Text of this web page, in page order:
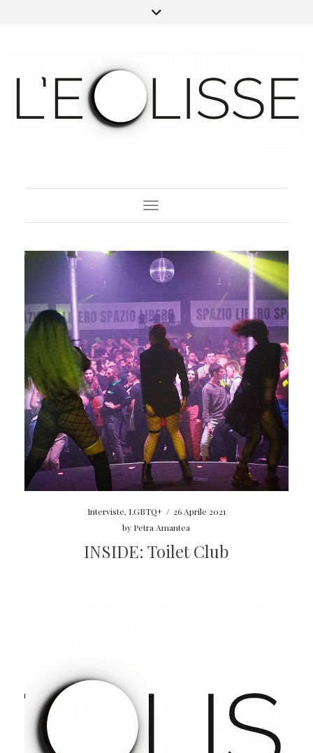
Toggle Navigation
Interviste, LGBTQ+ / 26 Aprile 2021
by Petra Amantea
INSIDE: Toilet Club